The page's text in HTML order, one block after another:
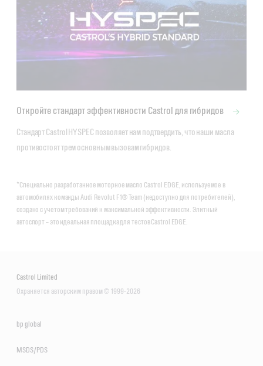
Откройте стандарт эффективности Castrol для гибридов
Стандарт Castrol HYSPEC позволяет нам подтвердить, что наши масла
противостоят трем основным вызовам гибридов.
*Специально разработанное моторное масло Castrol EDGE, используемое в
автомобилях команды Audi Revolut F1® Team (недоступно для потребителей),
создано с учетом требований к максимальной эффективности. Элитный
автоспорт – это идеальная площадка для тестов Castrol EDGE.
Castrol Limited
Охраняется авторским правом © 1999-2026
bp global
MSDS/PDS